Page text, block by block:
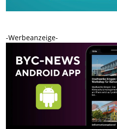
-Werbeanzeige-